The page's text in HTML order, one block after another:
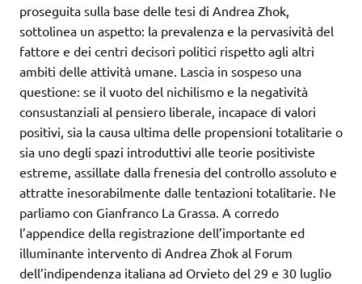
proseguita sulla base delle tesi di Andrea Zhok,
sottolinea un aspetto: la prevalenza e la pervasività del
fattore e dei centri decisori politici rispetto agli altri
ambiti delle attività umane. Lascia in sospeso una
questione: se il vuoto del nichilismo e la negatività
consustanziali al pensiero liberale, incapace di valori
positivi, sia la causa ultima delle propensioni totalitarie o
sia uno degli spazi introduttivi alle teorie positiviste
estreme, assillate dalla frenesia del controllo assoluto e
attratte inesorabilmente dalle tentazioni totalitarie. Ne
parliamo con Gianfranco La Grassa. A corredo
l’appendice della registrazione dell’importante ed
illuminante intervento di Andrea Zhok al Forum
dell’indipendenza italiana ad Orvieto del 29 e 30 luglio